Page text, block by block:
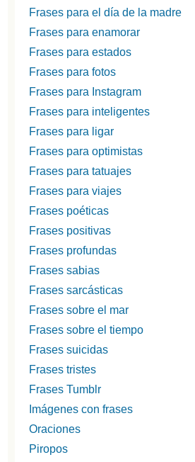
Frases para el día de la madre
Frases para enamorar
Frases para estados
Frases para fotos
Frases para Instagram
Frases para inteligentes
Frases para ligar
Frases para optimistas
Frases para tatuajes
Frases para viajes
Frases poéticas
Frases positivas
Frases profundas
Frases sabias
Frases sarcásticas
Frases sobre el mar
Frases sobre el tiempo
Frases suicidas
Frases tristes
Frases Tumblr
Imágenes con frases
Oraciones
Piropos